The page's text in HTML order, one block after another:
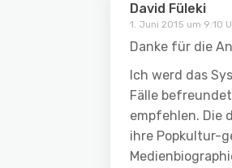
David Füleki
1. Juni 2015 um 9:10
Danke für die
Ich werd das
Fälle
empfehlen. Die
ihre Popkultur-